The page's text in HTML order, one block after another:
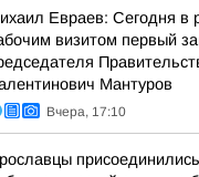
Евраев: Сегодня в
визитом первый
Мантуров
Вчера, 17:10